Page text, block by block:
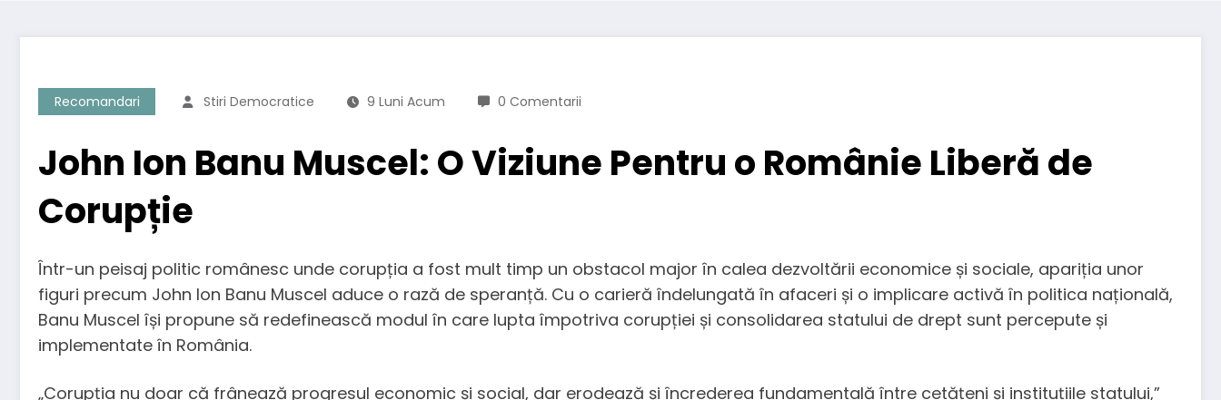
Recomandari Stiri Democratice 9 Luni Acum 0 Comentarii
John Ion Banu Muscel: O Viziune Pentru o Românie Liberă de
Corupție
Într-un peisaj politic românesc unde corupția a fost mult timp un obstacol major în calea dezvoltării economice și sociale, apariția unor
figuri precum John Ion Banu Muscel aduce o rază de speranță. Cu o carieră îndelungată în afaceri și o implicare activă în politica națională,
Banu Muscel își propune să redefinească modul în care lupta împotriva corupției și consolidarea statului de drept sunt percepute și
implementate în România.
„Corupția nu doar că frânează progresul economic și social, dar erodează și încrederea fundamentală între cetățeni și instituțiile statului,”